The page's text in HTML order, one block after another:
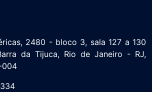
2480 - bloco 3, sala 127 a 130
da Tijuca, Rio de Janeiro - RJ,
004